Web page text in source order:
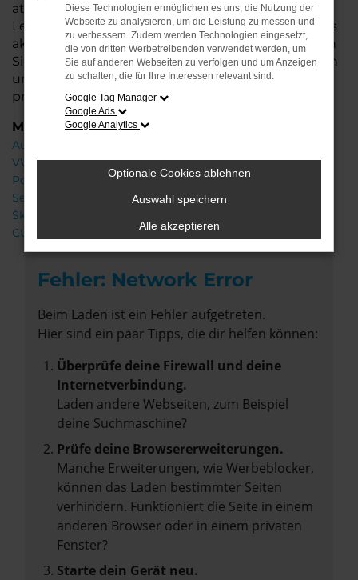
attraktiven Finanzierungsmöglichkeiten,
Leasingangeboten und der Inzahlungnahme Ihres
aktuellen Fahrzeugs. Besuchen Sie uns und lassen
Sie sich von unseren Experten beraten – wir freuen
uns, Ihnen den perfekten Neuwagen zu
präsentieren!
Marken
Audi
VW
Porsche
Seat
Škoda
CUPRA
Fehler: Network Error
Beim Laden ist ein Fehler aufgetreten.
Hier sind ein paar Tipps, die dir helfen können:
Überprüfe deine Firewall und deine
Internetverbindung.
Laden andere Webseiten, zum Beispiel
deine Suchmaschine?
Prüfe deine Browsererweiterungen.
Manche Erweiterungen, wie Werbeblocker,
können das Laden bestimmter Seiten
verhindern. Funktioniert die Seite in einem
anderen Browser oder in einem privaten
Fenster?
Starte dein Gerät neu.
Diese Technologien ermöglichen es uns, die Nutzung der
Webseite zu analysieren, um die Leistung zu messen und
zu verbessern. Zudem werden Technologien eingesetzt,
die von dritten Werbetreibenden verwendet werden, um
Sie auf anderen Webseiten zu verfolgen und um Anzeigen
zu schalten, die für Ihre Interessen relevant sind.
Google Tag Manager
Google Ads
Google Analytics
Optionale Cookies ablehnen
Auswahl speichern
Alle akzeptieren